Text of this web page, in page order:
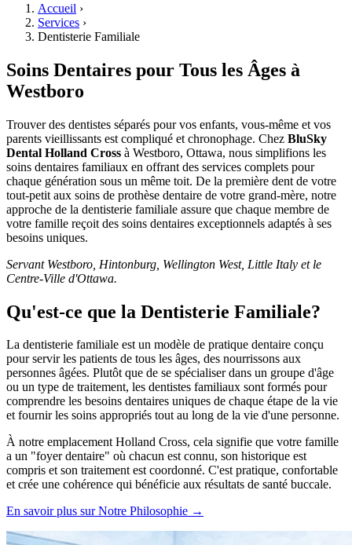
Accueil ›
Services ›
Dentisterie Familiale
Soins Dentaires pour Tous les Âges à
Westboro
Trouver des dentistes séparés pour vos enfants, vous-même et vos
parents vieillissants est compliqué et chronophage. Chez BluSky
Dental Holland Cross à Westboro, Ottawa, nous simplifions les
soins dentaires familiaux en offrant des services complets pour
chaque génération sous un même toit. De la première dent de votre
tout-petit aux soins de prothèse dentaire de votre grand-mère, notre
approche de la dentisterie familiale assure que chaque membre de
votre famille reçoit des soins dentaires exceptionnels adaptés à ses
besoins uniques.
Servant Westboro, Hintonburg, Wellington West, Little Italy et le
Centre-Ville d'Ottawa.
Qu'est-ce que la Dentisterie Familiale?
La dentisterie familiale est un modèle de pratique dentaire conçu
pour servir les patients de tous les âges, des nourrissons aux
personnes âgées. Plutôt que de se spécialiser dans un groupe d'âge
ou un type de traitement, les dentistes familiaux sont formés pour
comprendre les besoins dentaires uniques de chaque étape de la vie
et fournir les soins appropriés tout au long de la vie d'une personne.
À notre emplacement Holland Cross, cela signifie que votre famille
a un "foyer dentaire" où chacun est connu, son historique est
compris et son traitement est coordonné. C'est pratique, confortable
et crée une cohérence qui bénéficie aux résultats de santé buccale.
En savoir plus sur Notre Philosophie →